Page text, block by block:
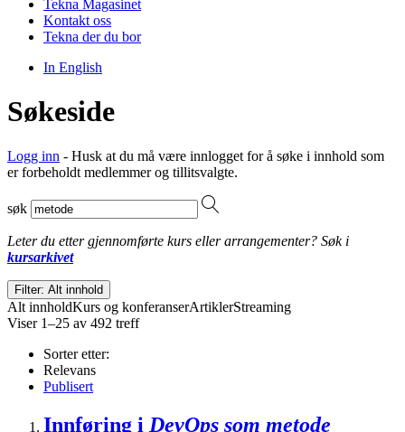
Tekna Magasinet
Kontakt oss
Tekna der du bor
In English
Søkeside
Logg inn - Husk at du må være innlogget for å søke i innhold som
er forbeholdt medlemmer og tillitsvalgte.
søk
Leter du etter gjennomførte kurs eller arrangementer? Søk i
kursarkivet
Filter: Alt innhold
Alt innholdKurs og konferanserArtiklerStreaming
Viser 1–25 av 492 treff
Sorter etter:
Relevans
Publisert
Innføring i DevOps som metode